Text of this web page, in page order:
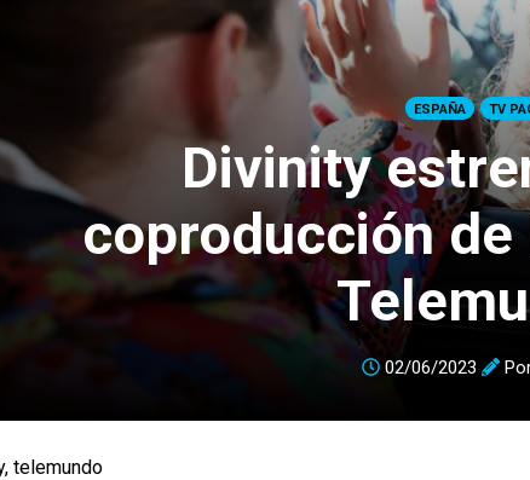
ESPAÑA TV
Divinity
coproducción
02/06/2023
, telemundo